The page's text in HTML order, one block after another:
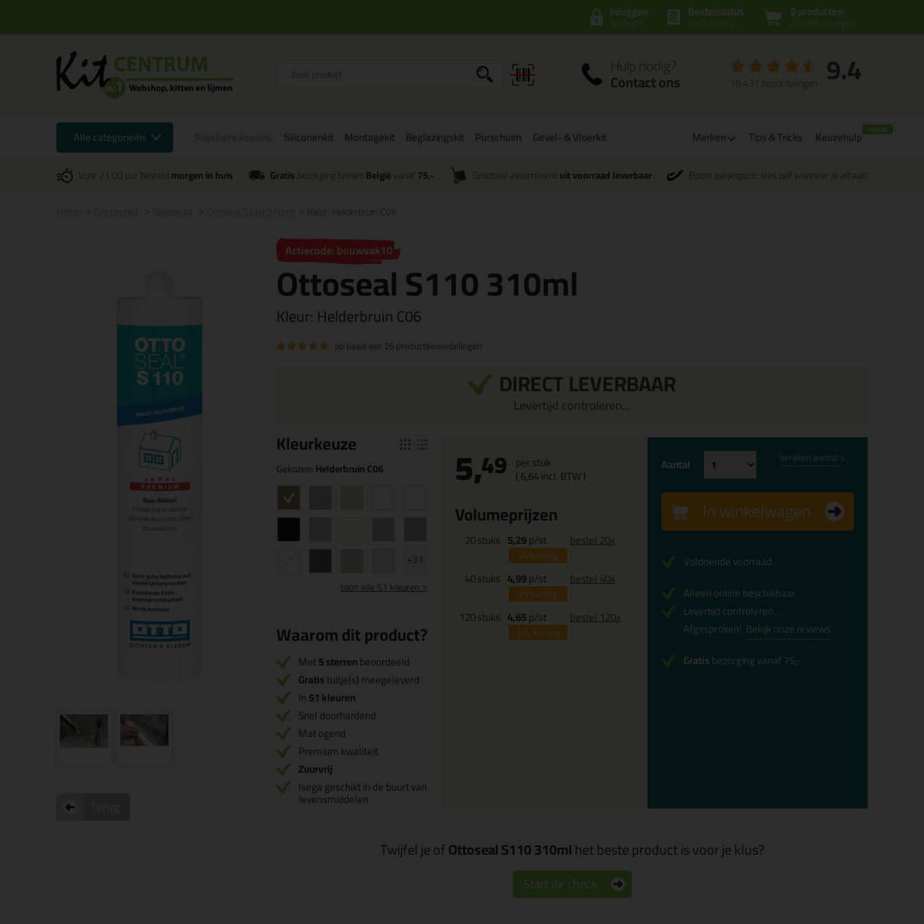
0 producten
in winkelwagen
Bestelstatus
controleren
Inloggen
account
Hulp nodig?
Contact ons 9.4
16.431 beoordelingen
Alle categorieën Siliconenkit Montagekit Beglazingskit Purschuim Gevel- & Vloerkit Merken Tips & Tricks Keuzehulp
Voor 21:00 uur besteldmorgen in huis Gratisbezorging binnenBelgiëvanaf 75,- Grootste assortiment uit voorraad leverbaar Bpost pakjespunt: kies zelf wanneer je afhaalt
Kleur: Helderbruin C06
Actiecode: bouwvak10
Ottoseal S110 310ml
Kleur: Helderbruin C06
op basis van 26 productbeoordelingen
DIRECT LEVERBAAR
Levertijd controleren...
Kleurkeuze
Gekozen:Helderbruin C06
+37
toonalle 51 kleuren >
Waarom dit product?
Met5 sterrenbeoordeeld
Gratistuitje(s) meegeleverd
In51 kleuren
Snel doorhardend
Mat ogend
Premium kwaliteit
Zuurvrij
Isega geschikt in de buurt van
levensmiddelen
5,49 per stuk
(6,64incl. BTW )
Volumeprijzen
20stuks 5,29p/st
4%korting
bestel 20x
40stuks 4,99p/st
9%korting
bestel 40x
120stuks 4,65p/st
15%korting
bestel 120x
Aantal bereken aantal >
In winkelwagen
Voldoende voorraad
Alleen online beschikbaar
Levertijd controleren...
Afgesproken! Bekijk onze reviews
Gratisbezorging vanaf 75,-
Twijfel je ofOttoseal S110 310mlhet beste product is voor je klus?
Start de check